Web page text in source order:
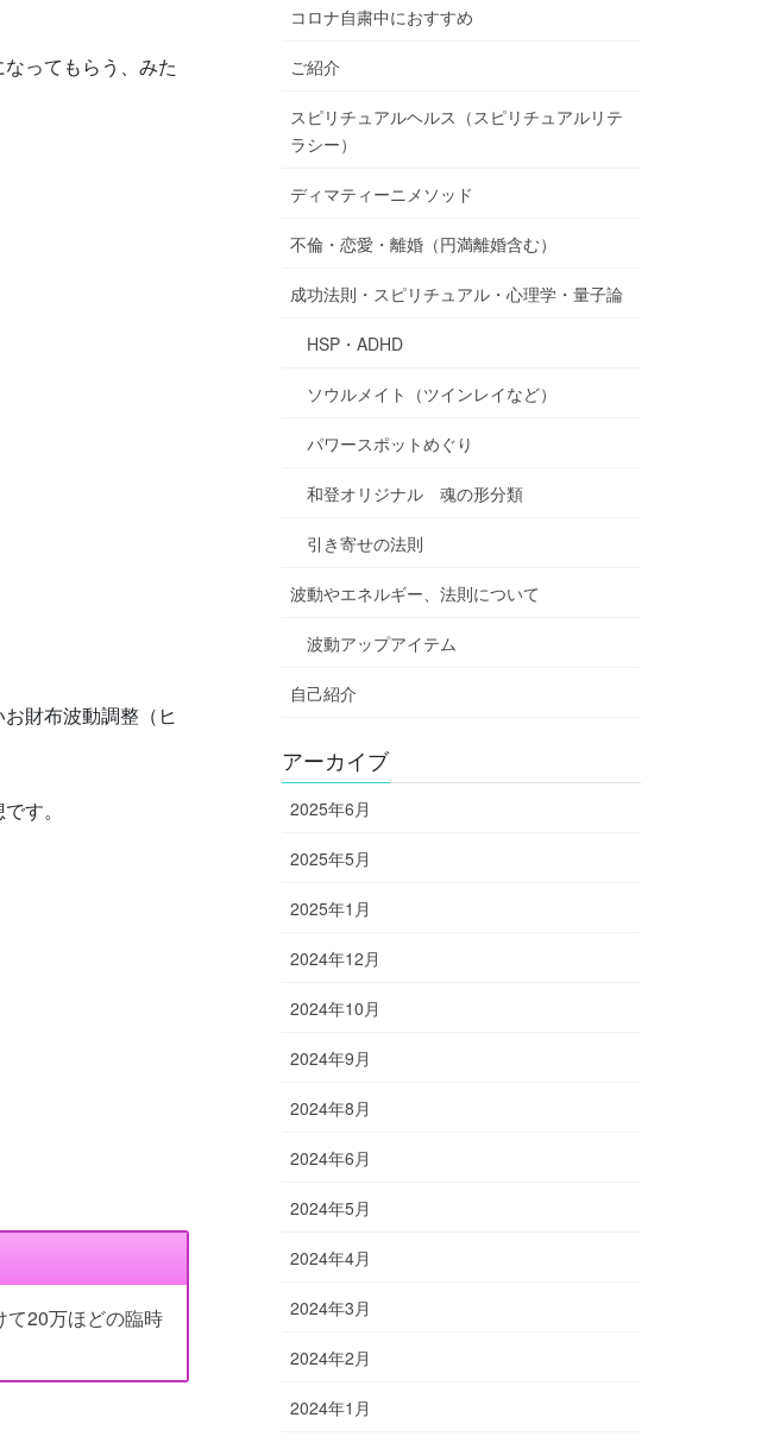
ってもらう、みた
財布波動調整（ヒ
す。
て20万ほどの臨時
コロナ自粛中におすすめ
ご紹介
スピリチュアルヘルス（スピリチュアルリテ
ラシー）
ディマティーニメソッド
不倫・恋愛・離婚（円満離婚含む）
成功法則・スピリチュアル・心理学・量子論
HSP・ADHD
ソウルメイト（ツインレイなど）
パワースポットめぐり
和登オリジナル 魂の形分類
引き寄せの法則
波動やエネルギー、法則について
波動アップアイテム
自己紹介
アーカイブ
2025年6月
2025年5月
2025年1月
2024年12月
2024年10月
2024年9月
2024年8月
2024年6月
2024年5月
2024年4月
2024年3月
2024年2月
2024年1月